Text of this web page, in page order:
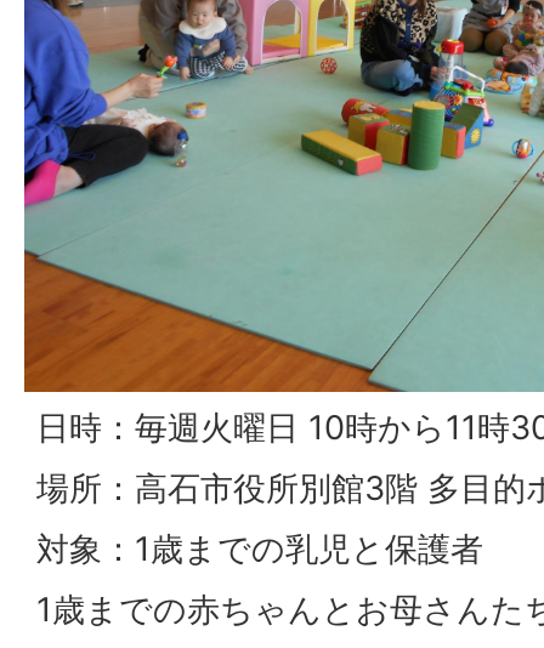
日時：毎週火曜日 10時から11時
場所：高石市役所別館3階 多目的
対象：1歳までの乳児と保護者
1歳までの赤ちゃんとお母さんた